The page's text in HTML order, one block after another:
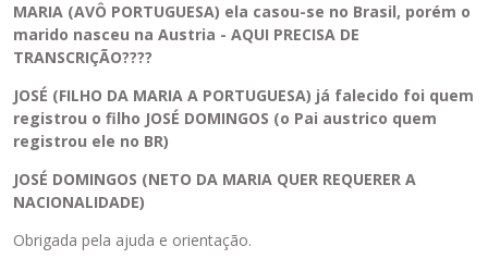
MARIA (AVÔ PORTUGUESA) ela casou-se no Brasil, porém o
marido nasceu na Austria - AQUI PRECISA DE
TRANSCRIÇÃO????
JOSÉ (FILHO DA MARIA A PORTUGUESA) já falecido foi quem
registrou o filho JOSÉ DOMINGOS (o Pai austrico quem
registrou ele no BR)
JOSÉ DOMINGOS (NETO DA MARIA QUER REQUERER A
NACIONALIDADE)
Obrigada pela ajuda e orientação.